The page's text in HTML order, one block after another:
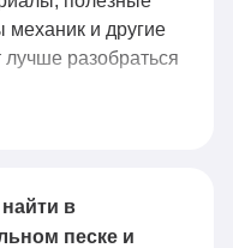
механик и другие
лучше разобраться
в
песке и